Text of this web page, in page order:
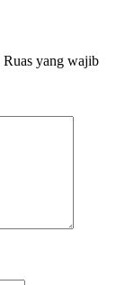
Ruas yang wajib